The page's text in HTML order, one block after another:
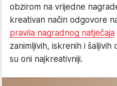
obzirom na vrijedne
kreativan način odgovore
pravila nagradnog natječaja
zanimljivih, iskrenih i
su oni najkreativniji.